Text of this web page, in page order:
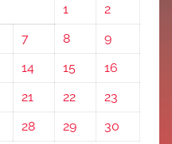
1
2
7 8
9
14 15
16
21 22
23
28 29 30